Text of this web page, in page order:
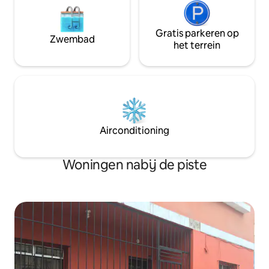
Zwembad
Gratis parkeren op
het terrein
Airconditioning
Woningen nabij de piste